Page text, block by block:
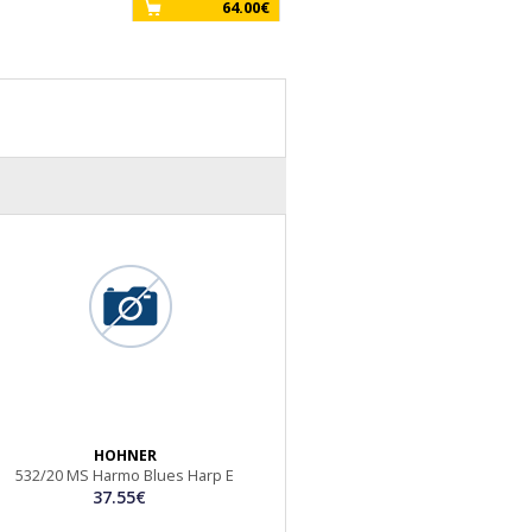
64.00€
HOHNER
532/20 MS Harmo Blues Harp E
37.55€